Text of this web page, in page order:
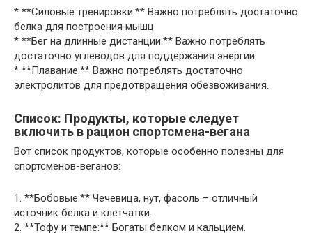
* **Силовые тренировки:** Важно потреблять достаточно
белка для построения мышц.
* **Бег на длинные дистанции:** Важно потреблять
достаточно углеводов для поддержания энергии.
* **Плавание:** Важно потреблять достаточно
электролитов для предотвращения обезвоживания.
Список: Продукты, которые следует
включить в рацион спортсмена-вегана
Вот список продуктов, которые особенно полезны для
спортсменов-веганов:
1. **Бобовые:** Чечевица, нут, фасоль – отличный
источник белка и клетчатки.
2. **Тофу и темпе:** Богаты белком и кальцием.